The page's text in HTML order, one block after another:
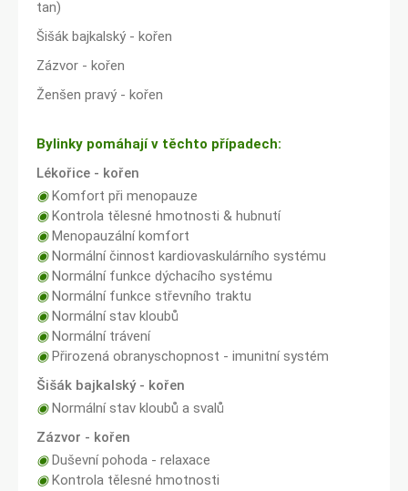
tan)
Šišák bajkalský - kořen
Zázvor - kořen
Ženšen pravý - kořen
Bylinky pomáhají v těchto případech:
Lékořice - kořen
◉Komfort při menopauze
◉Kontrola tělesné hmotnosti & hubnutí
◉Menopauzální komfort
◉Normální činnost kardiovaskulárního systému
◉Normální funkce dýchacího systému
◉Normální funkce střevního traktu
◉Normální stav kloubů
◉Normální trávení
◉Přirozená obranyschopnost - imunitní systém
Šišák bajkalský - kořen
◉Normální stav kloubů a svalů
Zázvor - kořen
◉Duševní pohoda - relaxace
◉Kontrola tělesné hmotnosti